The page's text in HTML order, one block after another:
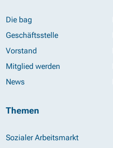
Die bag
Geschäftsstelle
Vorstand
Mitglied werden
News
Themen
Sozialer Arbeitsmarkt